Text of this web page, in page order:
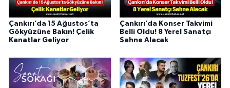
Çankırı’da 15 Ağustos’ta
Gökyüzüne Bakın! Çelik
Kanatlar Geliyor
Çankırı’da Konser Takvimi
Belli Oldu! 8 Yerel Sanatçı
Sahne Alacak